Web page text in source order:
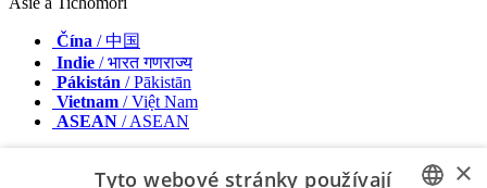
Čína / 中国
Indie / भारत गणराज्य
Pákistán / Pākistān
Vietnam / Việt Nam
ASEAN / ASEAN
×
Tyto webové stránky používají